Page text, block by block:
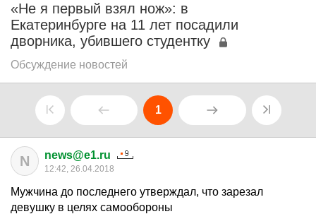
«Не я первый взял нож»: в
Екатеринбурге на 11 лет посадили
дворника, убившего студентку
Обсуждение новостей
1
N news@e1.ru
12:42, 26.04.2018
Мужчина до последнего утверждал, что зарезал
девушку в целях самообороны